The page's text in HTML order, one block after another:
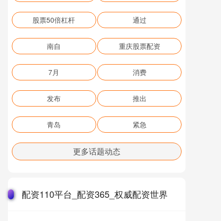
股票50倍杠杆 通过
南自 重庆股票配资
7月 消费
发布 推出
青岛 紧急
更多话题动态
配资110平台_配资365_权威配资世界